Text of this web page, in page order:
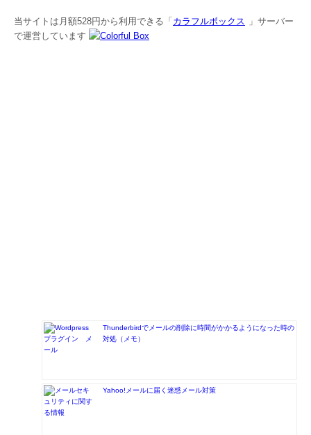
当サイトは月額528円から利用できる「 カラフルボックス
」サーバー
で運営しています
Thunderbirdでメールの削除に時間がかかるようになった時の
対処（メモ）
Yahoo!メールに届く迷惑メール対策